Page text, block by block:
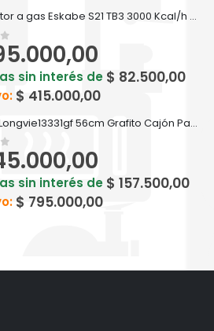
Calefactor a gas Eskabe S21 TB3 3000 Kcal/h Tiro Balanceado
5
sin interés de $ 82.500,00
$ 415.000,00
Cocina Longvie13331gf 56cm Grafito Cajón Parrilla
5
sin interés de $ 157.500,00
$ 795.000,00